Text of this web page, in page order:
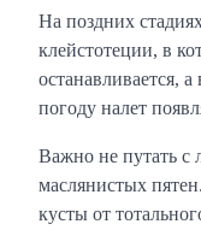
На поздних
клейстотеции, в
останавливается,
погоду налет
Важно не путать с
маслянистых
кусты от